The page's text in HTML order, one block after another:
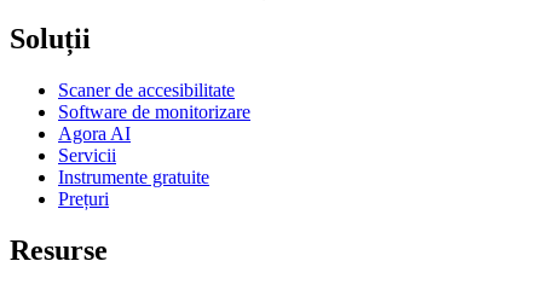
Soluții
Scaner de accesibilitate
Software de monitorizare
Agora AI
Servicii
Instrumente gratuite
Prețuri
Resurse